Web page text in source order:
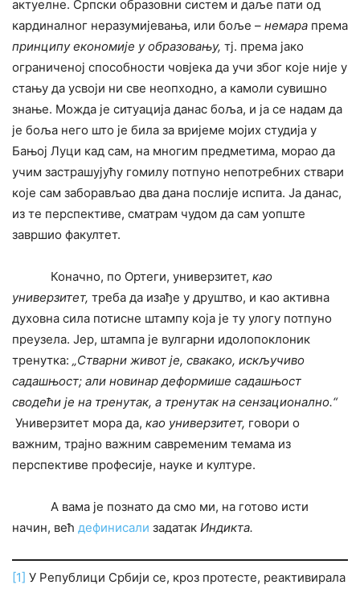
актуелне. Српски образовни систем и даље пати од
кардиналног неразумијевања, или боље – немара према
принципу економије у образовању, тј. према јако
ограниченој способности човјека да учи због које није у
стању да усвоји ни све неопходно, а камоли сувишно
знање. Можда је ситуација данас боља, и ја се надам да
је боља него што је била за вријеме мојих студија у
Бањој Луци кад сам, на многим предметима, морао да
учим застрашујућу гомилу потпуно непотребних ствари
које сам заборављао два дана послије испита. Ја данас,
из те перспективе, сматрам чудом да сам уопште
завршио факултет.
Коначно, по Ортеги, универзитет, као
универзитет, треба да изађе у друштво, и као активна
духовна сила потисне штампу која је ту улогу потпуно
преузела. Јер, штампа је вулгарни идолопоклоник
тренутка: „Стварни живот је, свакако, искључиво
садашњост; али новинар деформише садашњост
сводећи је на тренутак, а тренутак на сензационално.“
Универзитет мора да, као универзитет, говори о
важним, трајно важним савременим темама из
перспективе професије, науке и културе.
А вама је познато да смо ми, на готово исти
начин, већ дефинисали задатак Индикта.
[1] У Републици Србији се, кроз протесте, реактивирала